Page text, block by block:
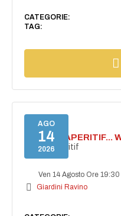
CATEGORIE:
TAG:
AGO
14
2026
SECRET APERITIF...
Secret aperitif
Ven 14 Agosto Ore 19:30
Giardini Ravino